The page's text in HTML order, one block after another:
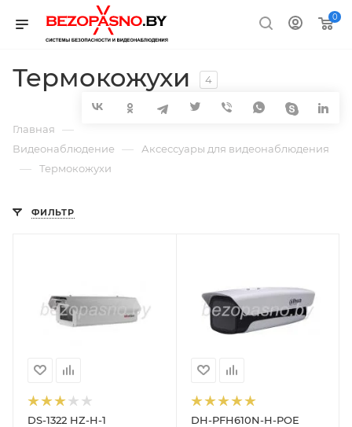
0
Термокожухи 4
Главная —
Видеонаблюдение — Аксессуары для видеонаблюдения
— Термокожухи
ФИЛЬТР
DS-1322 HZ-H-1 DH-PFH610N-H-POE